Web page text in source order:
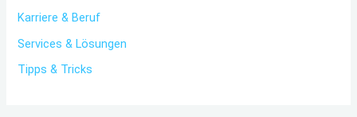
Karriere & Beruf
Services & Lösungen
Tipps & Tricks